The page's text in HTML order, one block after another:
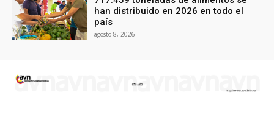
han distribuido en 2026 en todo el
país
agosto 8, 2026